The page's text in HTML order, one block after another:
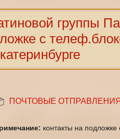
группы
с
ПОЧТОВЫЕ ОТПРАВЛЕНИЯ
контакты на